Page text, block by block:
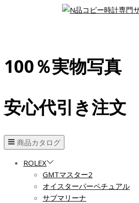
100％実物写真
安心代引き注文
商品カタログ
ROLEX
GMTマスター2
オイスターパーペチュアル
サブマリーナ